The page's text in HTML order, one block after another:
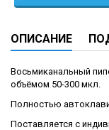
ОПИСАНИЕ
Восьмиканальный
объёмом 50-300 мкл.
Полностью
Поставляется с